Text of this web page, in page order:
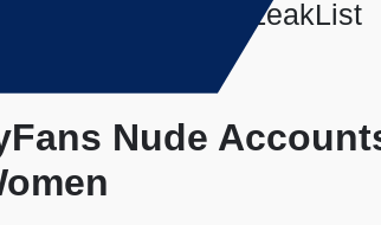
บลูบัฟฟาโล่
เครื่องจักร
พ
เป็นเครื่องจักรรุ่นใหม่ ทันสมัย
ที่คุ้มค่า ราคายุติธรรม ขุดดิน
น ตักกะลาปาร์ม ตักไม้สับ ตัก
งๆ ขนย้ายเครื่องจักร โดยรถ
ต่ำ (Low bed) ขนส่งสินค้า โดย
หิน ทราย รับเหมาถมที่ รถตัก
Leaks OnlyFansLeakList
on
Photo
Leaks
Nude